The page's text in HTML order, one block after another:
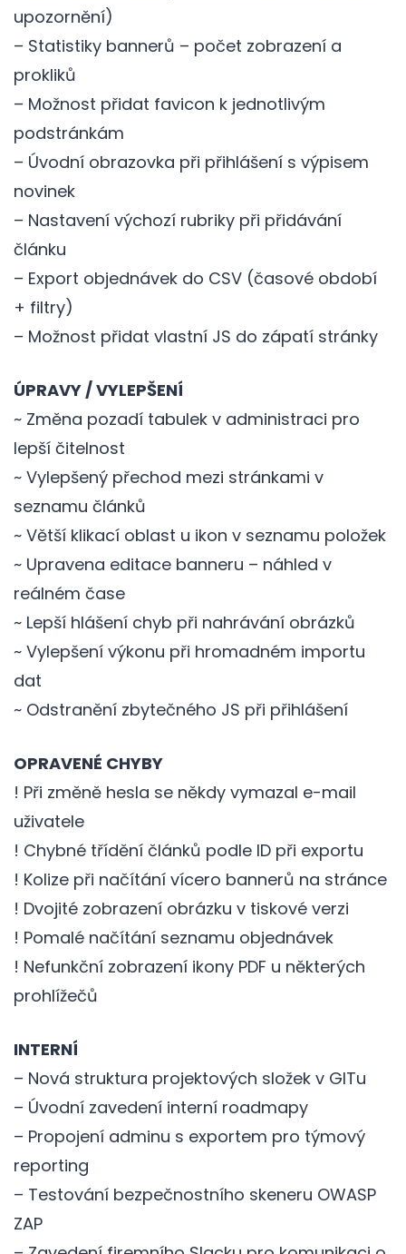
upozornění)
– Statistiky bannerů – počet zobrazení a
prokliků
– Možnost přidat favicon k jednotlivým
podstránkám
– Úvodní obrazovka při přihlášení s výpisem
novinek
– Nastavení výchozí rubriky při přidávání
článku
– Export objednávek do CSV (časové období
+ filtry)
– Možnost přidat vlastní JS do zápatí stránky
ÚPRAVY / VYLEPŠENÍ
~ Změna pozadí tabulek v administraci pro
lepší čitelnost
~ Vylepšený přechod mezi stránkami v
seznamu článků
~ Větší klikací oblast u ikon v seznamu položek
~ Upravena editace banneru – náhled v
reálném čase
~ Lepší hlášení chyb při nahrávání obrázků
~ Vylepšení výkonu při hromadném importu
dat
~ Odstranění zbytečného JS při přihlášení
OPRAVENÉ CHYBY
! Při změně hesla se někdy vymazal e-mail
uživatele
! Chybné třídění článků podle ID při exportu
! Kolize při načítání vícero bannerů na stránce
! Dvojité zobrazení obrázku v tiskové verzi
! Pomalé načítání seznamu objednávek
! Nefunkční zobrazení ikony PDF u některých
prohlížečů
INTERNÍ
– Nová struktura projektových složek v GITu
– Úvodní zavedení interní roadmapy
– Propojení adminu s exportem pro týmový
reporting
– Testování bezpečnostního skeneru OWASP
ZAP